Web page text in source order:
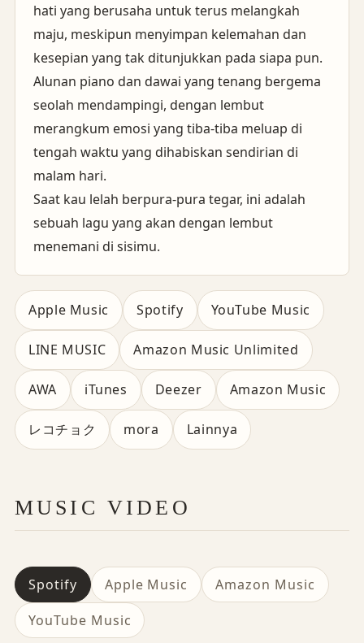
hati yang berusaha untuk terus melangkah
maju, meskipun menyimpan kelemahan dan
kesepian yang tak ditunjukkan pada siapa pun.
Alunan piano dan dawai yang tenang bergema
seolah mendampingi, dengan lembut
merangkum emosi yang tiba-tiba meluap di
tengah waktu yang dihabiskan sendirian di
malam hari.
Saat kau lelah berpura-pura tegar, ini adalah
sebuah lagu yang akan dengan lembut
menemani di sisimu.
Apple Music Spotify YouTube Music
LINE MUSIC Amazon Music Unlimited
AWA iTunes Deezer Amazon Music
レコチョク mora Lainnya
MUSIC VIDEO
Spotify Apple Music
Amazon Music
YouTube Music